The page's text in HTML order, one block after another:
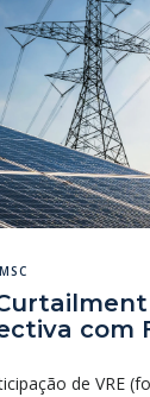
com
de VRE